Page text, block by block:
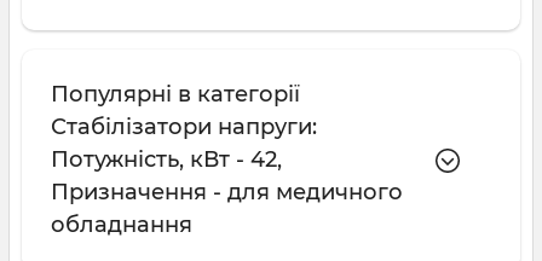
Популярні в категорії
Стабілізатори напруги:
Потужність, кВт - 42,
Призначення - для медичного
обладнання